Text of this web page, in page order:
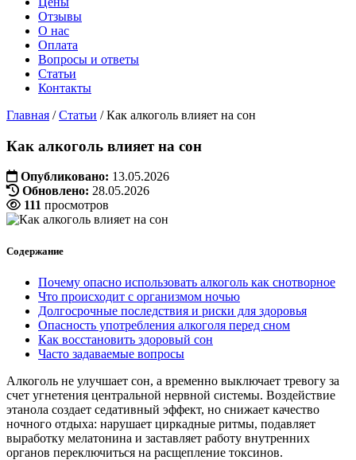
Отзывы
О нас
Оплата
Вопросы и ответы
Статьи
Контакты
Главная /Статьи /Как алкоголь влияет на сон
Как алкоголь влияет на сон
Опубликовано: 13.05.2026
Обновлено: 28.05.2026
111 просмотров
Содержание
Почему опасно использовать алкоголь как снотворное
Что происходит с организмом ночью
Долгосрочные последствия и риски для здоровья
Опасность употребления алкоголя перед сном
Как восстановить здоровый сон
Часто задаваемые вопросы
Алкоголь не улучшает сон, а временно выключает тревогу за
счет угнетения центральной нервной системы. Воздействие
этанола создает седативный эффект, но снижает качество
ночного отдыха: нарушает циркадные ритмы, подавляет
выработку мелатонина и заставляет работу внутренних
органов переключиться на расщепление токсинов.